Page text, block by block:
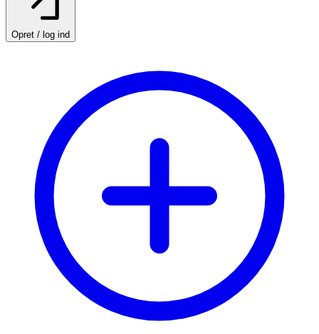
Opret / log ind